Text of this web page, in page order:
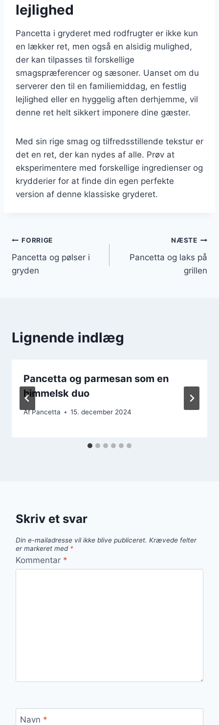
lejlighed
Pancetta i gryderet med rodfrugter er ikke kun
en lækker ret, men også en alsidig mulighed,
der kan tilpasses til forskellige
smagspræferencer og sæsoner. Uanset om du
serverer den til en familiemiddag, en festlig
lejlighed eller en hyggelig aften derhjemme, vil
denne ret helt sikkert imponere dine gæster.
Med sin rige smag og tilfredsstillende tekstur er
det en ret, der kan nydes af alle. Prøv at
eksperimentere med forskellige ingredienser og
krydderier for at finde din egen perfekte
version af denne klassiske gryderet.
Indlægsnavigation
FORRIGE
Pancetta og pølser i
gryden
NÆSTE
Pancetta og laks på
grillen
Lignende indlæg
Pancetta og parmesan som en
himmelsk duo
AfPancetta 15. december 2024
Skriv et svar
Din e-mailadresse vil ikke blive publiceret. Krævede felter
er markeret med *
Kommentar *
Navn *